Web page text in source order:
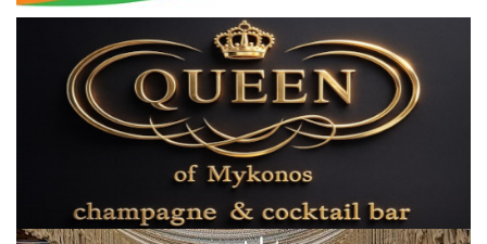
All News
Local Elections 2023
Γλώσσα